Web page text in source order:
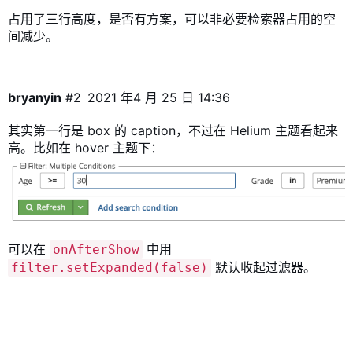
占用了三行高度，是否有方案，可以非必要检索器占用的空
间减少。
bryanyin 2021 年4 月 25 日 14:36
#2
其实第一行是 box 的 caption，不过在 Helium 主题看起来
高。比如在 hover 主题下：
可以在 onAfterShow 中用
filter.setExpanded(false) 默认收起过滤器。